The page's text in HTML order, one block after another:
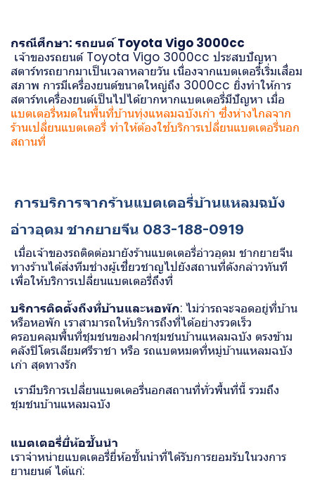
กรณีศึกษา: รถยนต์ Toyota Vigo 3000cc
เจ้าของรถยนต์ Toyota Vigo 3000cc ประสบปัญหา
สตาร์ทรถยากมาเป็นเวลาหลายวัน เนื่องจากแบตเตอรี่เริ่มเสื่อม
สภาพ การมีเครื่องยนต์ขนาดใหญ่ถึง 3000cc ยิ่งทำให้การ
สตาร์ทเครื่องยนต์เป็นไปได้ยากหากแบตเตอรี่มีปัญหา เมื่อ
แบตเตอรี่หมดในพื้นที่บ้านทุ่งแหลมฉบังเก่า ซึ่งห่างไกลจาก
ร้านเปลี่ยนแบตเตอรี่ ทำให้ต้องใช้บริการเปลี่ยนแบตเตอรี่นอก
สถานที่
การบริการจากร้านแบตเตอรี่บ้านแหลมฉบัง
อ่าวอุดม ชากยายจีน 083-188-0919
เมื่อเจ้าของรถติดต่อมายังร้านแบตเตอรี่อ่าวอุดม ชากยายจีน
ทางร้านได้ส่งทีมช่างผู้เชี่ยวชาญไปยังสถานที่ดังกล่าวทันที
เพื่อให้บริการเปลี่ยนแบตเตอรี่ถึงที่
บริการติดตั้งถึงที่บ้านและหอพัก: ไม่ว่ารถจะจอดอยู่ที่บ้าน
หรือหอพัก เราสามารถให้บริการถึงที่ได้อย่างรวดเร็ว
ครอบคลุมพื้นที่ชุมชนของฝากชุมชนบ้านแหลมฉบัง ตรงข้าม
คลังปิโตรเลียมศรีราชา หรือ รถแบตหมดที่หมู่บ้านแหลมฉบัง
เก่า สุดทางรัก
เรามีบริการเปลี่ยนแบตเตอรี่นอกสถานที่ทั่วพื้นที่นี้ รวมถึง
ชุมชนบ้านแหลมฉบัง
แบตเตอรี่ยี่ห้อชั้นนำ
เราจำหน่ายแบตเตอรี่ยี่ห้อชั้นนำที่ได้รับการยอมรับในวงการ
ยานยนต์ ได้แก่: